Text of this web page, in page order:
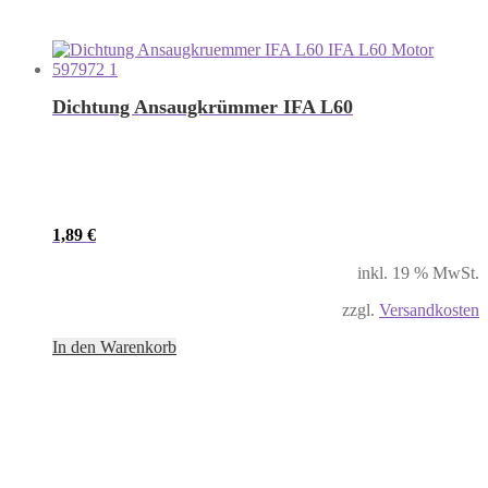
Dichtung Ansaugkrümmer IFA L60
1,89 €
inkl. 19 % MwSt.
zzgl. Versandkosten
In den Warenkorb